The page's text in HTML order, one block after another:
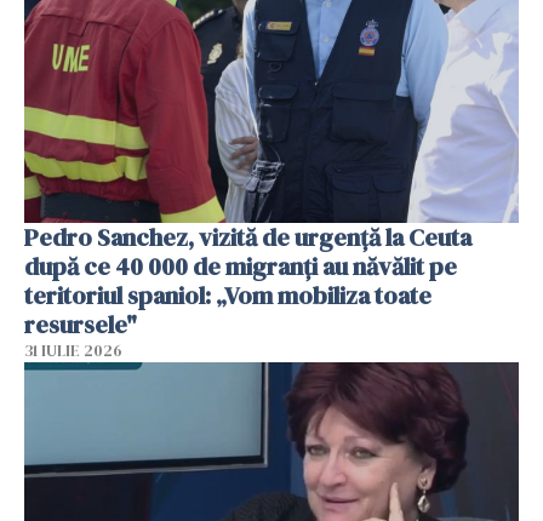
Pedro Sanchez, vizită de urgență la Ceuta
după ce 40 000 de migranți au năvălit pe
teritoriul spaniol: „Vom mobiliza toate
resursele"
31 IULIE 2026